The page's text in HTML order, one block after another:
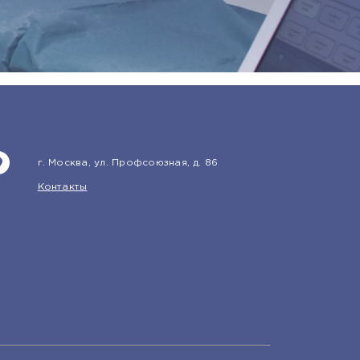
г. Москва, ул. Профсоюзная, д. 86
Контакты